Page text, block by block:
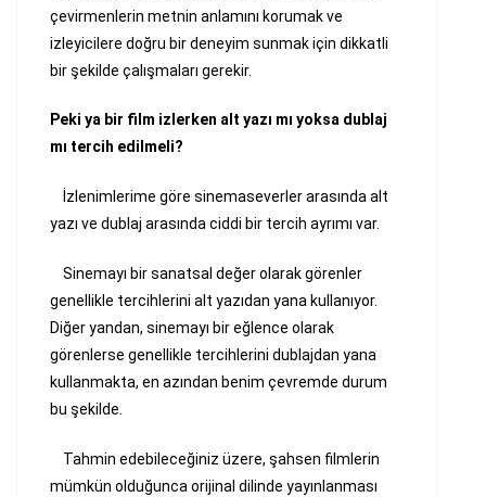
çevirmenlerin metnin anlamını korumak ve
izleyicilere doğru bir deneyim sunmak için dikkatli
bir şekilde çalışmaları gerekir.
Peki ya bir film izlerken alt yazı mı yoksa dublaj
mı tercih edilmeli?
İzlenimlerime göre sinemaseverler arasında alt
yazı ve dublaj arasında ciddi bir tercih ayrımı var.
Sinemayı bir sanatsal değer olarak görenler
genellikle tercihlerini alt yazıdan yana kullanıyor.
Diğer yandan, sinemayı bir eğlence olarak
görenlerse genellikle tercihlerini dublajdan yana
kullanmakta, en azından benim çevremde durum
bu şekilde.
Tahmin edebileceğiniz üzere, şahsen filmlerin
mümkün olduğunca orijinal dilinde yayınlanması